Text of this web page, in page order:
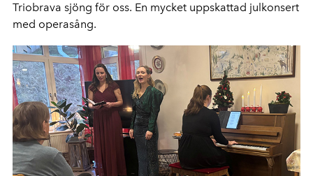
Triobrava sjöng för oss. En mycket uppskattad julkonsert
med operasång.